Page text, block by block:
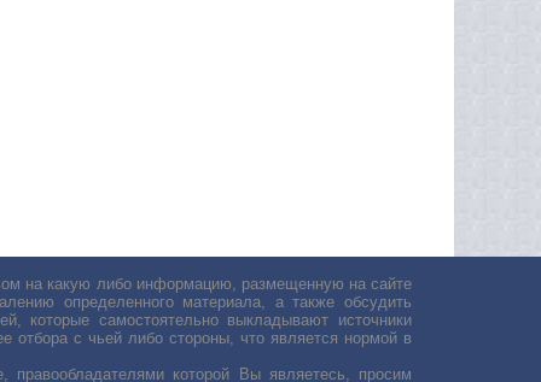
на какую либо информацию, размещенную на сайте
определенного материала, а также обсудить
которые самостоятельно выкладывают источники
отбора с чьей либо стороны, что является нормой в
которой Вы являетесь, просим